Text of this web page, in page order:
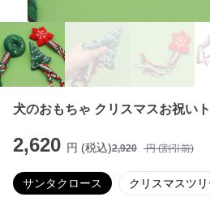
犬のおもちゃ クリスマスお祝い
2,620 円 (税込)2,920 円 (割引前)
サンタクロース クリスマスツリ